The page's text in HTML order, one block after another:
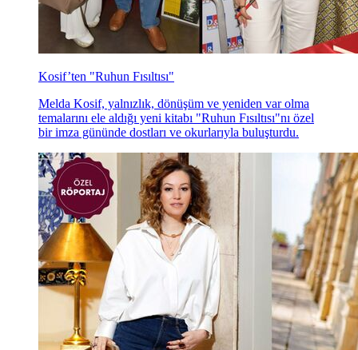
Kosif’ten "Ruhun Fısıltısı"
Melda Kosif, yalnızlık, dönüşüm ve yeniden var olma
temalarını ele aldığı yeni kitabı "Ruhun Fısıltısı"nı özel
bir imza gününde dostları ve okurlarıyla buluşturdu.